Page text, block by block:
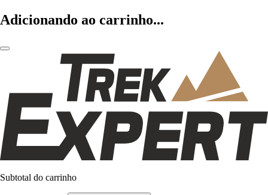
Adicionando ao carrinho...
Subtotal do carrinho